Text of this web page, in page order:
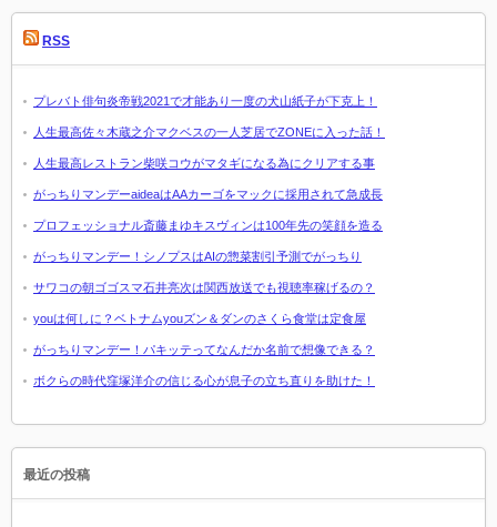
RSS
プレバト俳句炎帝戦2021で才能あり一度の犬山紙子が下克上！
人生最高佐々木蔵之介マクベスの一人芝居でZONEに入った話！
人生最高レストラン柴咲コウがマタギになる為にクリアする事
がっちりマンデーaideaはAAカーゴをマックに採用されて急成長
プロフェッショナル斎藤まゆキスヴィンは100年先の笑顔を造る
がっちりマンデー！シノプスはAIの惣菜割引予測でがっちり
サワコの朝ゴゴスマ石井亮次は関西放送でも視聴率稼げるの？
youは何しに？ベトナムyouズン＆ダンのさくら食堂は定食屋
がっちりマンデー！パキッテってなんだか名前で想像できる？
ボクらの時代窪塚洋介の信じる心が息子の立ち直りを助けた！
最近の投稿